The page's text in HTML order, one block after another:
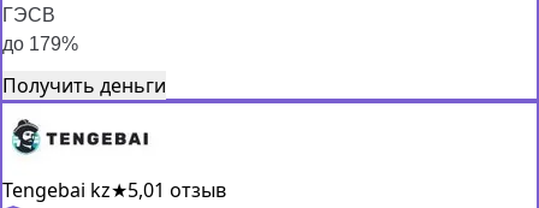
ГЭСВ
до 179%
Получить деньги
Tengebai kz★5,01 отзыв